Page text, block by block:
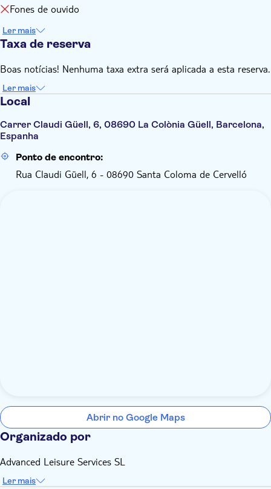
Fones de ouvido
Ler mais
Taxa de reserva
Boas notícias! Nenhuma taxa extra será aplicada a esta reserva.
Ler mais
Local
Carrer Claudi Güell, 6, 08690 La Colònia Güell, Barcelona,
Espanha
Ponto de encontro:
Rua Claudi Güell, 6 - 08690 Santa Coloma de Cervelló
Abrir no Google Maps
Organizado por
Advanced Leisure Services SL
Ler mais